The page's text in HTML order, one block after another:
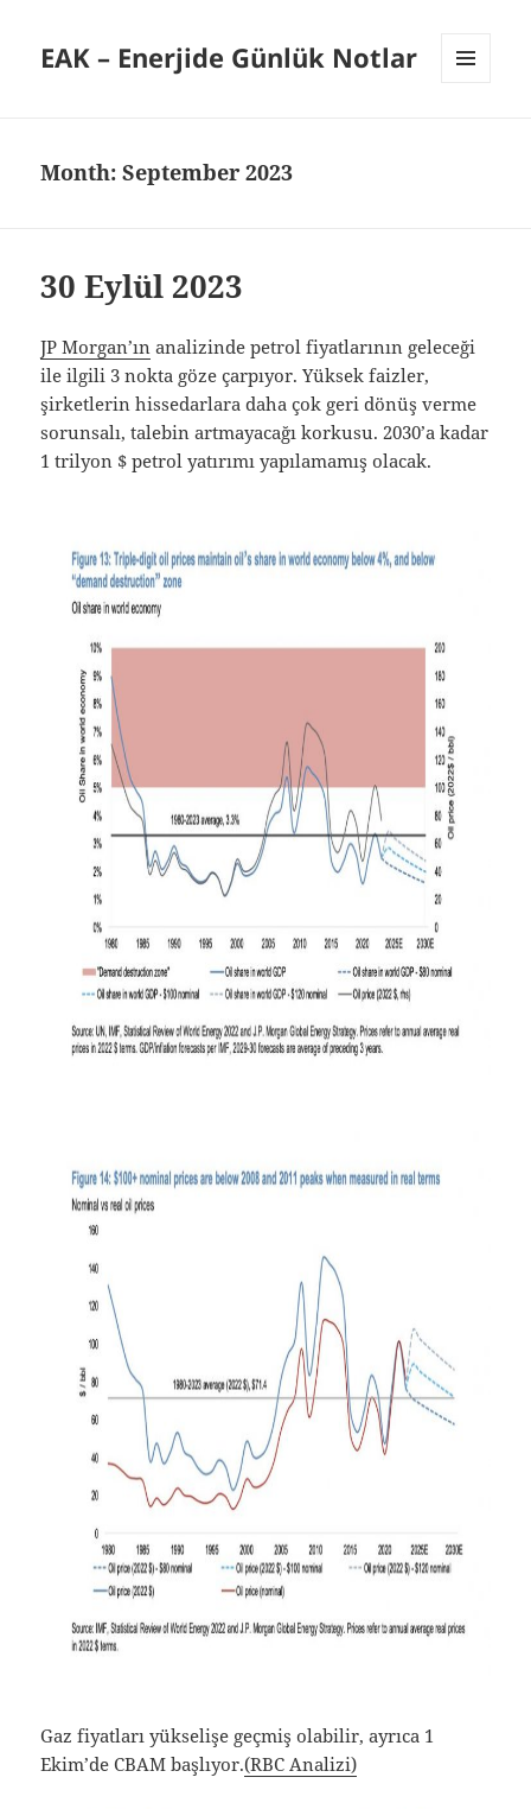
EAK – Enerjide Günlük Notlar
Month:September 2023
30 Eylül 2023
JP Morgan’ın analizinde petrol fiyatlarının geleceği
ile ilgili 3 nokta göze çarpıyor. Yüksek faizler,
şirketlerin hissedarlara daha çok geri dönüş verme
sorunsalı, talebin artmayacağı korkusu. 2030’a kadar
1 trilyon $ petrol yatırımı yapılamamış olacak.
Gaz fiyatları yükselişe geçmiş olabilir, ayrıca 1
Ekim’de CBAM başlıyor.(RBC Analizi)